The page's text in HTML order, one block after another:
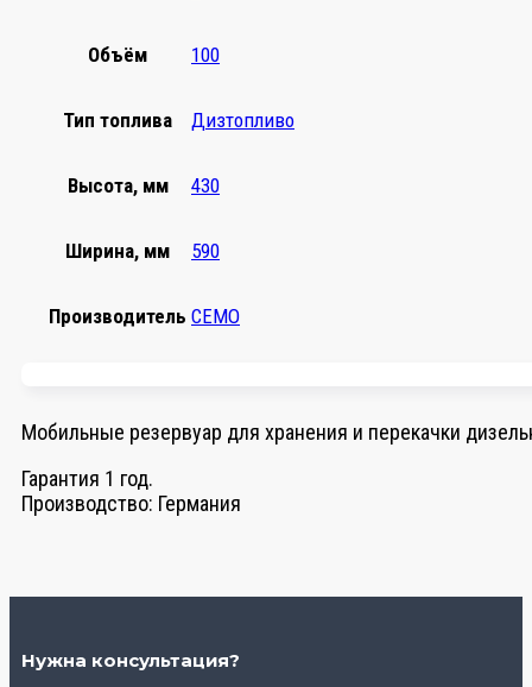
Объём 100
Тип топлива Дизтопливо
Высота, мм 430
Ширина, мм 590
Производитель CEMO
Мобильные резервуар для хранения и перекачки
Гарантия 1 год.
Производство: Германия
Нужна консультация?